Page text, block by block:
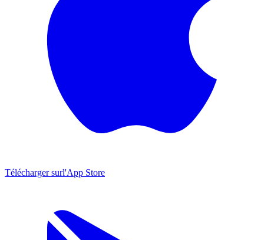
Télécharger surl'App Store